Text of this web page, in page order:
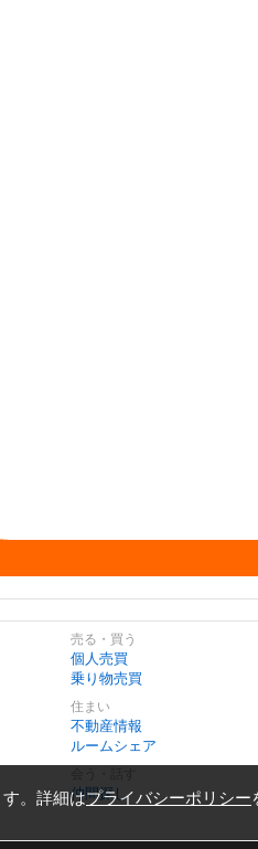
売る・買う
個人売買
乗り物売買
住まい
不動産情報
ルームシェア
仲間探し
。詳細はプライバシーポリシー